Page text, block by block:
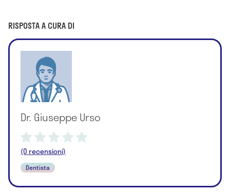
RISPOSTA A CURA DI
Dr. Giuseppe Urso
(0 recensioni)
Dentista